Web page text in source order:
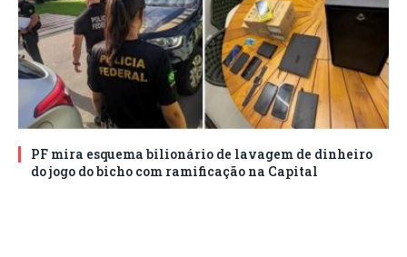
PF mira esquema bilionário de lavagem de dinheiro
do jogo do bicho com ramificação na Capital